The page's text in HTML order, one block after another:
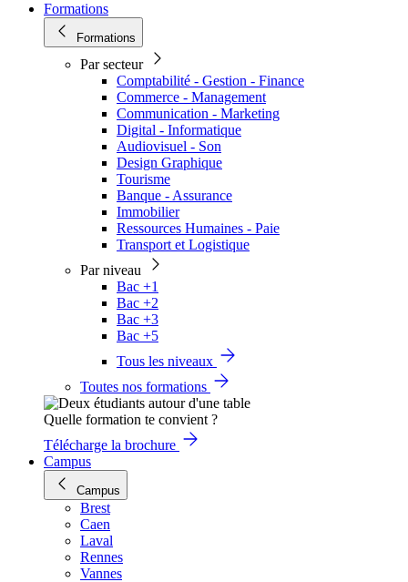
Formations
Formations
Par secteur
Comptabilité - Gestion - Finance
Commerce - Management
Communication - Marketing
Digital - Informatique
Audiovisuel - Son
Design Graphique
Tourisme
Banque - Assurance
Immobilier
Ressources Humaines - Paie
Transport et Logistique
Par niveau
Bac +1
Bac +2
Bac +3
Bac +5
Tous les niveaux
Toutes nos formations
Quelle formation te convient ?
Télécharge la brochure
Campus
Campus
Brest
Caen
Laval
Rennes
Vannes